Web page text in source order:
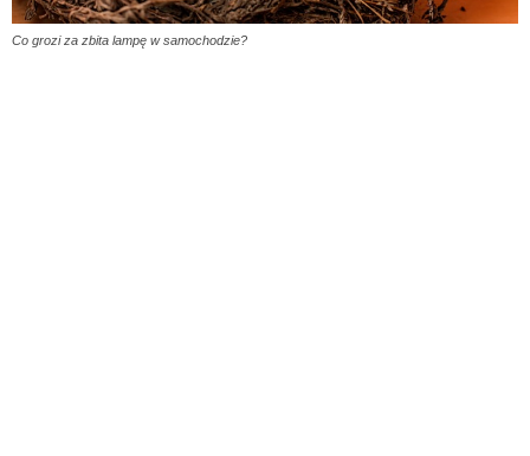
Co grozi za zbita lampę w samochodzie?